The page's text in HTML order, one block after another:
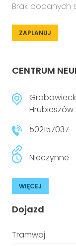
Brak podanych
ZAPLANUJ
CENTRUM
Hrubieszów
502157037
Nieczynne
WIĘCEJ
Dojazd
Tramwaj